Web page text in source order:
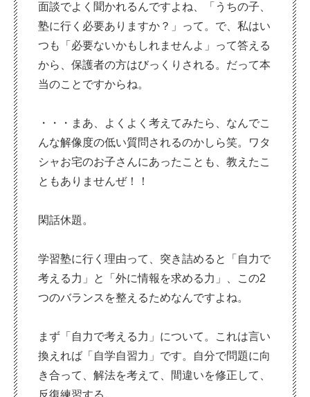
面談でよく聞かれるんですよね、「うちの子、
塾に行く必要ありますか？」って。で、私はい
つも「必要ないかもしれませんよ」って答える
から、保護者の方はびっくりされる。だって本
当のことですからね。
・・・まあ、よくよく考えてみたら、なんでこ
んな解像度の低い質問されるのかしら笑。ワタ
シャお宅のお子さんにあったことも、教えたこ
ともありませんぜ！！
閑話休題。
学習塾に行く理由って、突き詰めると「自力で
考える力」と「外に情報を求める力」、この2
つのバランスを整えるためなんですよね。
まず「自力で考える力」について。これは言い
換えれば「自学自習力」です。自分で問題に向
き合って、解法を考えて、間違いを修正して、